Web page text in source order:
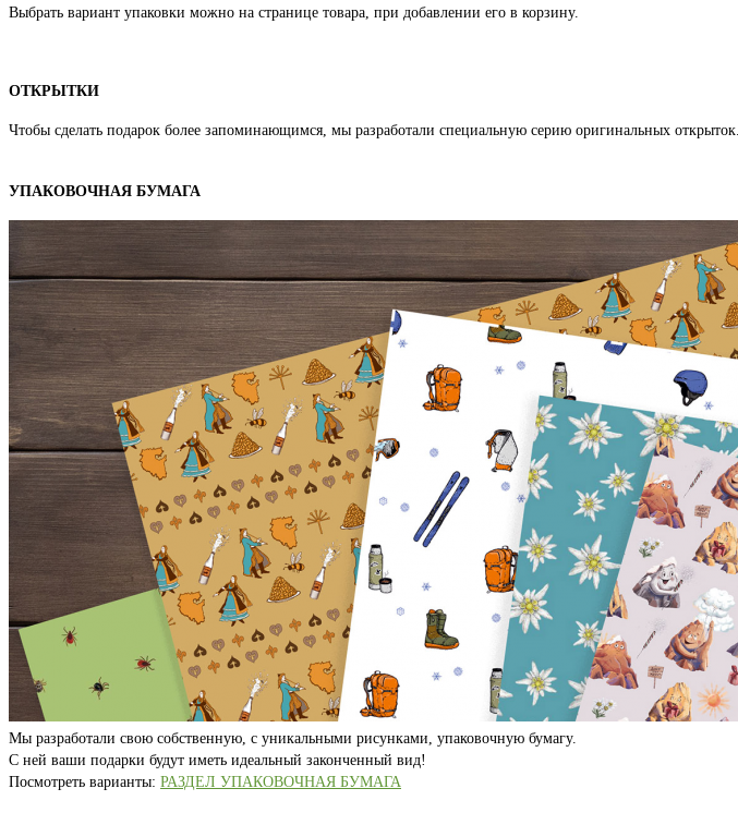
Выбрать вариант упаковки можно на странице товара, при добавлении его в корзину.
ОТКРЫТКИ
Чтобы сделать подарок более запоминающимся, мы разработали специальную серию оригинальных
УПАКОВОЧНАЯ БУМАГА
Мы разработали свою собственную, с уникальными рисунками, упаковочную бумагу.
С ней ваши подарки будут иметь идеальный законченный вид!
Посмотреть варианты: РАЗДЕЛ УПАКОВОЧНАЯ БУМАГА